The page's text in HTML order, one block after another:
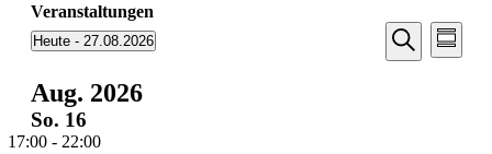
Veranstaltungen
Suche
Suche
Heute - 27.08.2026
Aug. 2026
So. 16
17:00- 22:00